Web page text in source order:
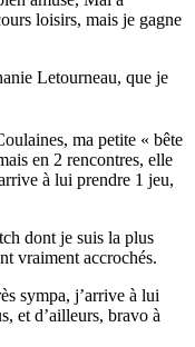
loisirs, mais je gagne
Letourneau, que je
ma petite « bête
en 2 rencontres, elle
à lui prendre 1 jeu,
dont je suis la plus
vraiment accrochés.
sympa, j’arrive à lui
et d’ailleurs, bravo à